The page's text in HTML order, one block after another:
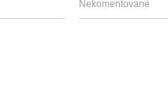
Nekomentované